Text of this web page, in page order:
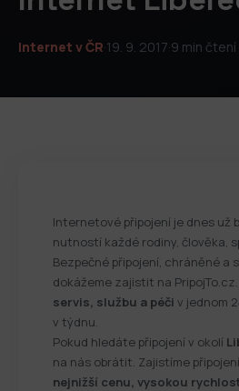
Internet v ČR·19. 9. 2017·9 min čtení
Internetové připojení je dnes už
nutností každé rodiny, člověka,
Bezpečné připojení, chráněné a
dokážeme zajistit na
servis, službu a péči v jednom
v týdnu.
Pokud hledáte připojení v okolí
na nás obrátit. Zajistíme
nejnižší cenu, vysokou